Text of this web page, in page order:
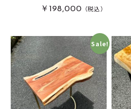
￥198,000 （税込）
Sale!